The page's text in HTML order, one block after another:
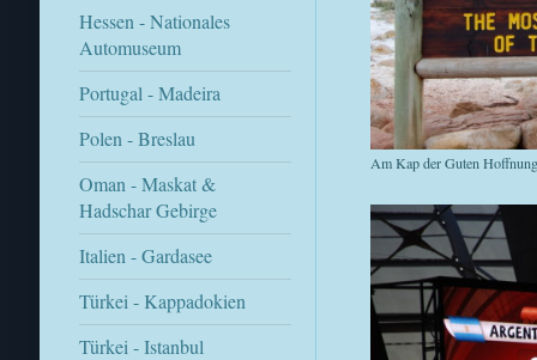
Hessen - Nationales
Automuseum
Portugal - Madeira
Polen - Breslau
Oman - Maskat &
Hadschar Gebirge
Italien - Gardasee
Türkei - Kappadokien
Türkei - Istanbul
Am Kap der Guten Hoffnung